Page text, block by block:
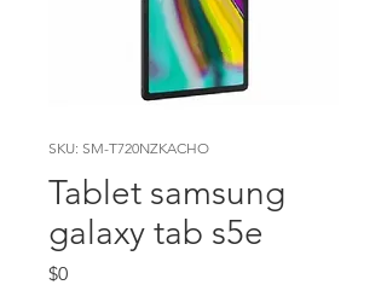
SKU: SM-T720NZKACHO
Tablet samsung
galaxy tab s5e
$0Precio